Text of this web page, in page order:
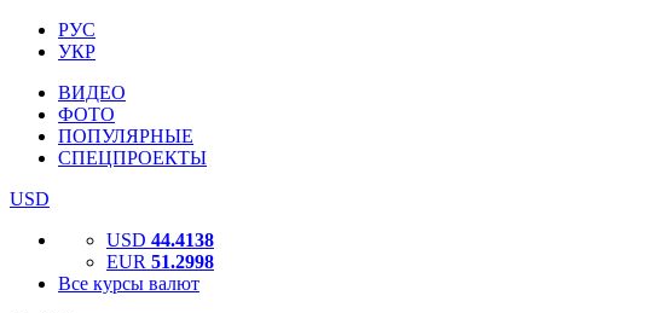
РУС
УКР
ВИДЕО
ФОТО
ПОПУЛЯРНЫЕ
СПЕЦПРОЕКТЫ
USD
USD 44.4138
EUR 51.2998
Все курсы валют